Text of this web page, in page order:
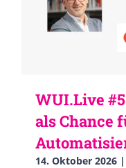
WUI.Live
als Chance
14. Oktober 2026